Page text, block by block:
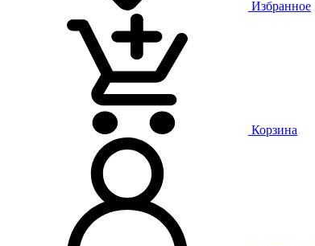
Избранное
Корзина